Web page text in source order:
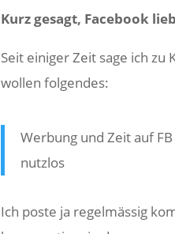
Kurz gesagt, Facebook
Seit einiger Zeit sage ich zu
wollen folgendes:
Werbung und Zeit auf
nutzlos
Ich poste ja regelmässig